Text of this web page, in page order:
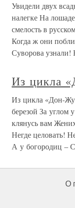
Увидели двух
налегке На
смелость в
Когда ж они
Суворова
Из цикла
Из цикла «Дон-
березой За
клянусь вам
Негде целовать!
А у богородиц –
О